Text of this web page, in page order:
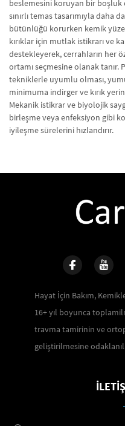
beslemesini koruyan bir
sınırlı temas tasarımıyla daha
bütünlüğü korurken kemik
kırıklar için mutlak istikrarı ve
destekleyerek, cerrahların her
ortamı seçmesine olanak
tekniklerle uyumlu olması,
minimuma indirger ve kırık
Mekanik istikrar ve biyolojik
birleşme veya enfeksiyon gibi
iyileşme sürelerini hızlandırır.
Hayat İçin Bakım,
16+ yıl boyunca
travma tamirinin ve
geliştirilmesine